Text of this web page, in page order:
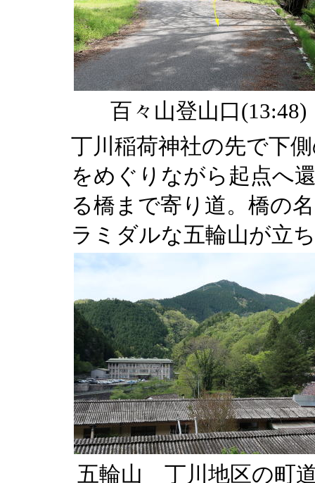
百々山登山口(13:48)
丁川稲荷神社の先で下
をめぐりながら起点へ
る橋まで寄り道。橋の
ラミダルな五輪山が立
五輪山 丁川地区の町